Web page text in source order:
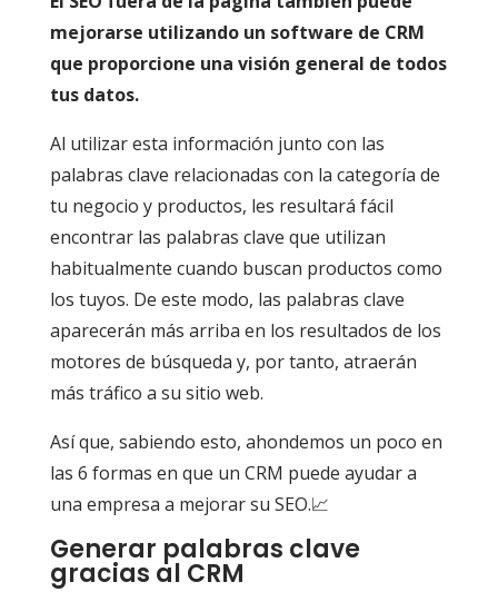
mejorarse utilizando un software de CRM
que proporcione una visión general de todos
tus datos.
Al utilizar esta información junto con las
palabras clave relacionadas con la categoría de
tu negocio y productos, les resultará fácil
encontrar las palabras clave que utilizan
habitualmente cuando buscan productos como
los tuyos. De este modo, las palabras clave
aparecerán más arriba en los resultados de los
motores de búsqueda y, por tanto, atraerán
más tráfico a su sitio web.
Así que, sabiendo esto, ahondemos un poco en
las 6 formas en que un CRM puede ayudar a
una empresa a mejorar su SEO.📈
Generar palabras clave
gracias al CRM